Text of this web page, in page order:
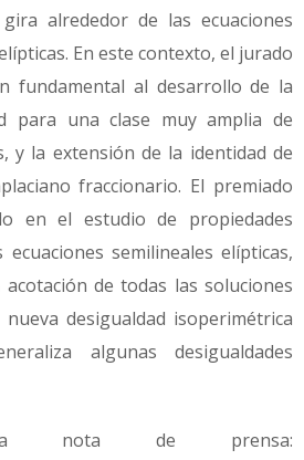
alrededor de las ecuaciones
En este contexto, el jurado
fundamental al desarrollo de la
para una clase muy amplia de
y la extensión de la identidad de
fraccionario. El premiado
en el estudio de propiedades
semilineales elípticas,
de todas las soluciones
desigualdad isoperimétrica
algunas desigualdades
nota de prensa: